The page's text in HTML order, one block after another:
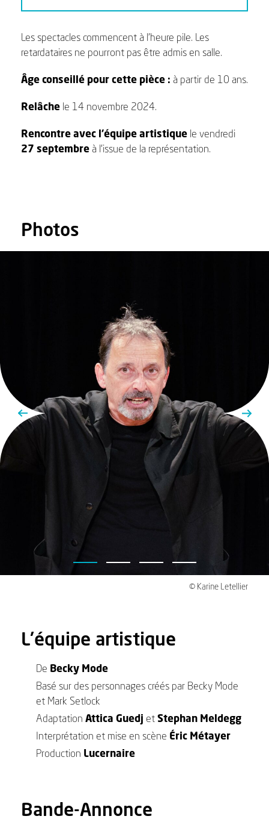
Les spectacles commencent à l’heure pile. Les
retardataires ne pourront pas être admis en salle.
Âge conseillé pour cette pièce : à partir de 10 ans.
Relâche le 14 novembre 2024.
Rencontre avec l’équipe artistique le vendredi
27 septembreà l’issue de la représentation.
Photos
© Karine Letellier
L'équipe artistique
De Becky Mode
Basé sur des personnages créés par Becky Mode
et Mark Setlock
Adaptation Attica Guedj etStephan Meldegg
Interprétation et mise en scène Éric Métayer
Production Lucernaire
Bande-Annonce